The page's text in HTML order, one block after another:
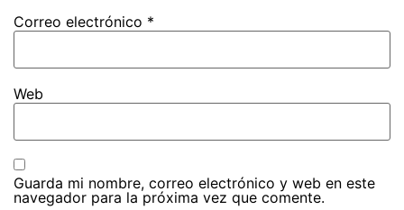
Correo electrónico *
Web
Guarda mi nombre, correo electrónico y web en este
navegador para la próxima vez que comente.